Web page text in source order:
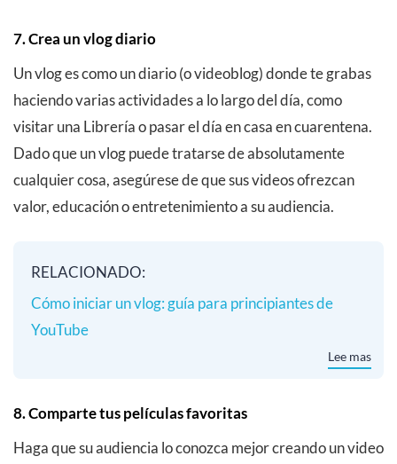
7. Crea un vlog diario
Un vlog es como un diario (o videoblog) donde te grabas
haciendo varias actividades a lo largo del día, como
visitar una Librería o pasar el día en casa en cuarentena.
Dado que un vlog puede tratarse de absolutamente
cualquier cosa, asegúrese de que sus videos ofrezcan
valor, educación o entretenimiento a su audiencia.
RELACIONADO:
Cómo iniciar un vlog: guía para principiantes de
YouTube
Lee mas
8. Comparte tus películas favoritas
Haga que su audiencia lo conozca mejor creando un video